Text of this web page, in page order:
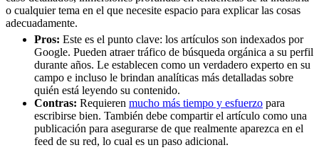
o cualquier tema en el que necesite espacio para explicar las cosas
adecuadamente.
Pros: Este es el punto clave: los artículos son indexados por
Google. Pueden atraer tráfico de búsqueda orgánica a su perfil
durante años. Le establecen como un verdadero experto en su
campo e incluso le brindan analíticas más detalladas sobre
quién está leyendo su contenido.
Contras: Requieren mucho más tiempo y esfuerzo para
escribirse bien. También debe compartir el artículo como una
publicación para asegurarse de que realmente aparezca en el
feed de su red, lo cual es un paso adicional.